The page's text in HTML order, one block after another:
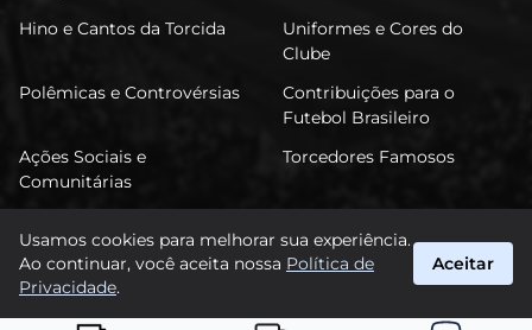
Hino e Cantos da Torcida
Uniformes e Cores do
Clube
Polêmicas e Controvérsias
Contribuições para o
Futebol Brasileiro
Ações Sociais e
Comunitárias
Torcedores Famosos
FuTimão
Usamos cookies para melhorar sua experiência.
Ao continuar, você aceita nossa Política de
Privacidade.
Aceitar